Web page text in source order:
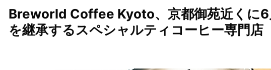
Breworld Coffee Kyoto、京都御苑近くに
を継承するスペシャルティコーヒー専門店